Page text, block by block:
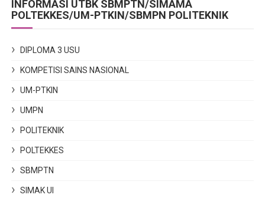
INFORMASI UTBK SBMPTN/SIMAMA
POLTEKKES/UM-PTKIN/SBMPN POLITEKNIK
DIPLOMA 3 USU
KOMPETISI SAINS NASIONAL
UM-PTKIN
UMPN
POLITEKNIK
POLTEKKES
SBMPTN
SIMAK UI